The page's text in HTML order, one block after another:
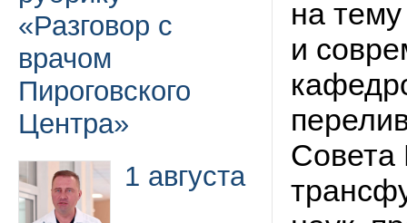
«Разговор с
врачом
Пироговского
Центра»
1 августа
на
и
Совета